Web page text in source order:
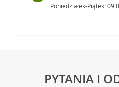
Poniedziałek-Piątek:
PYTANIA I